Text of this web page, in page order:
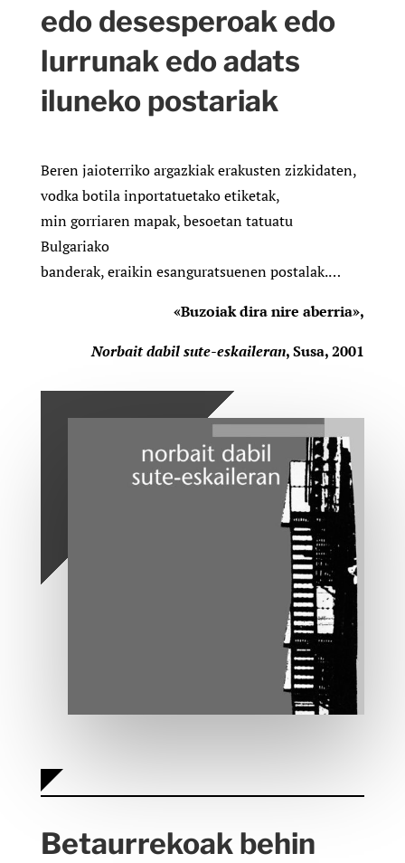
edo desesperoak edo
lurrunak edo adats
iluneko postariak
Beren jaioterriko argazkiak erakusten zizkidaten,
vodka botila inportatuetako etiketak,
min gorriaren mapak, besoetan tatuatu
Bulgariako
banderak, eraikin esanguratsuenen postalak.…
«Buzoiak dira nire aberria»,
Norbait dabil sute-eskaileran, Susa, 2001
Betaurrekoak behin